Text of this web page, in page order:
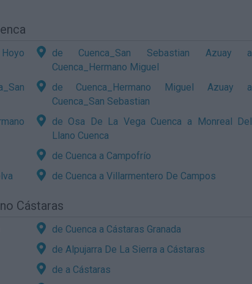
de Cuenca_San Sebastian Azuay a
Cuenca_Hermano Miguel
de Cuenca_Hermano Miguel Azuay a
Cuenca_San Sebastian
de Osa De La Vega Cuenca a Monreal Del
Llano Cuenca
de Cuenca a Campofrío
de Cuenca a Villarmentero De Campos
Cástaras
de Cuenca a Cástaras Granada
de Alpujarra De La Sierra a Cástaras
de a Cástaras